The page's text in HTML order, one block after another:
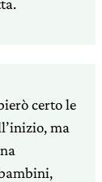
certo le
ma